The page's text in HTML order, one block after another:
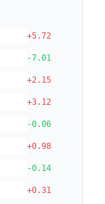
+5.72
-7.01
+2.15
+3.12
-0.06
+0.98
-0.14
+0.31